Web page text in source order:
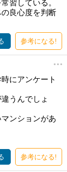
習している。
良心度を判断
参考になる!
にアンケート
うんでしょ
ンションがあ
参考になる!